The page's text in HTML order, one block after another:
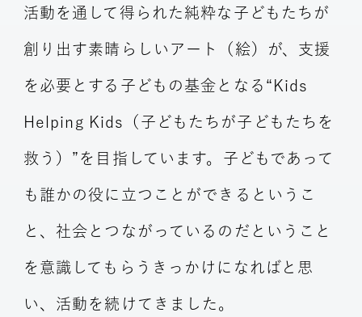
活動を通して得られた純粋な子どもたちが
創り出す素晴らしいアート（絵）が、支援
を必要とする子どもの基金となる“Kids
Helping Kids（子どもたちが子どもたちを
救う）”を目指しています。子どもであって
も誰かの役に立つことができるというこ
と、社会とつながっているのだということ
を意識してもらうきっかけになればと思
い、活動を続けてきました。